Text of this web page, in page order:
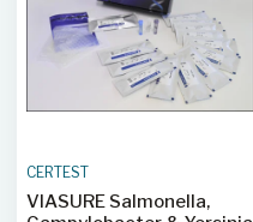
CERTEST
VIASURE Salmonella,